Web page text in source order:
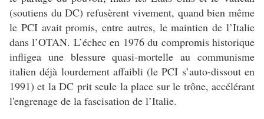
(soutiens du DC) refusèrent vivement, quand bien même
le PCI avait promis, entre autres, le maintien de l’Italie
dans l’OTAN. L’échec en 1976 du compromis historique
infligea une blessure quasi-mortelle au communisme
italien déjà lourdement affaibli (le PCI s’auto-dissout en
1991) et la DC prit seule la place sur le trône, accélérant
l'engrenage de la fascisation de l’Italie.